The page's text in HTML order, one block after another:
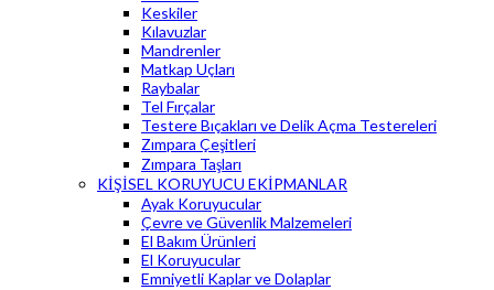
Keskiler
Kılavuzlar
Mandrenler
Matkap Uçları
Raybalar
Tel Fırçalar
Testere Bıçakları ve Delik Açma Testereleri
Zımpara Çeşitleri
Zımpara Taşları
KİŞİSEL KORUYUCU EKİPMANLAR
Ayak Koruyucular
Çevre ve Güvenlik Malzemeleri
El Bakım Ürünleri
El Koruyucular
Emniyetli Kaplar ve Dolaplar